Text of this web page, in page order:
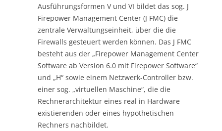
Ausführungsformen V und VI bildet das sog. J
Firepower Management Center (J FMC) die
zentrale Verwaltungseinheit, über die die
Firewalls gesteuert werden können. Das J FMC
besteht aus der „Firepower Management Center
Software ab Version 6.0 mit Firepower Software“
und „H“ sowie einem Netzwerk-Controller bzw.
einer sog. „virtuellen Maschine“, die die
Rechnerarchitektur eines real in Hardware
existierenden oder eines hypothetischen
Rechners nachbildet.